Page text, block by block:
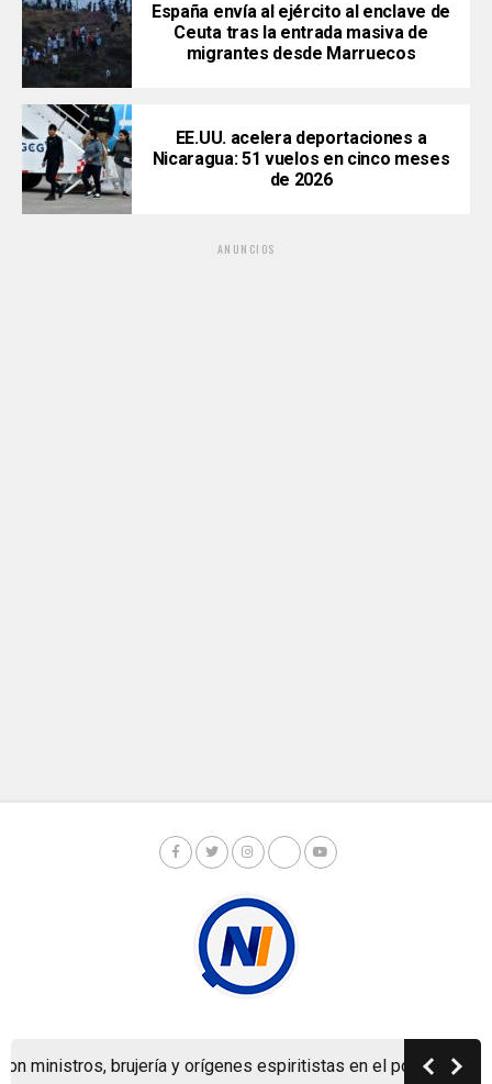
brujería y orígenes espiritistas en el poder
España envía al ejército al enclave de
Ceuta tras la entrada masiva de
migrantes desde Marruecos
EE.UU. acelera deportaciones a
Nicaragua: 51 vuelos en cinco meses
de 2026
ANUNCIOS
Copyright © Nicaragua Investiga 2024